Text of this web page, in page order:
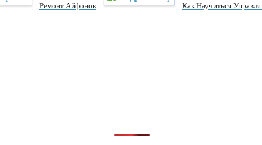
Ремонт Айфонов
Как Научиться